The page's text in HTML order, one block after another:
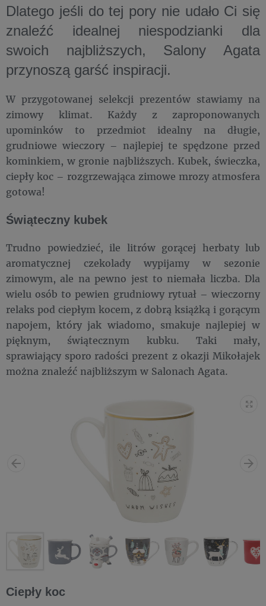
Dlatego jeśli do tej pory nie udało Ci się
znaleźć idealnej niespodzianki dla
swoich najbliższych, Salony Agata
przynoszą garść inspiracji.
W przygotowanej selekcji prezentów stawiamy na
zimowy klimat. Każdy z zaproponowanych
upominków to przedmiot idealny na długie,
grudniowe wieczory – najlepiej te spędzone przed
kominkiem, w gronie najbliższych. Kubek, świeczka,
ciepły koc – rozgrzewająca zimowe mrozy atmosfera
gotowa!
Świąteczny kubek
Trudno powiedzieć, ile litrów gorącej herbaty lub
aromatycznej czekolady wypijamy w sezonie
zimowym, ale na pewno jest to niemała liczba. Dla
wielu osób to pewien grudniowy rytuał – wieczorny
relaks pod ciepłym kocem, z dobrą książką i gorącym
napojem, który jak wiadomo, smakuje najlepiej w
pięknym, świątecznym kubku. Taki mały,
sprawiający sporo radości prezent z okazji Mikołajek
można znaleźć najbliższym w Salonach Agata.
Ciepły koc